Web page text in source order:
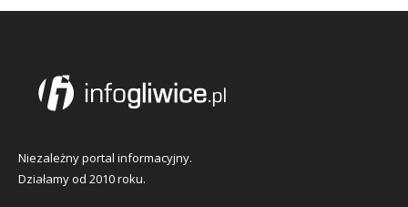
Niezależny portal informacyjny.
Działamy od 2010 roku.